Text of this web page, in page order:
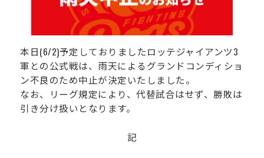
本日(6/2)予定しておりましたロッテジャイアンツ3
軍との公式戦は、雨天によるグランドコンディショ
ン不良のため中止が決定いたしました。
なお、リーグ規定により、代替試合はせず、勝敗は
引き分け扱いとなります。
記